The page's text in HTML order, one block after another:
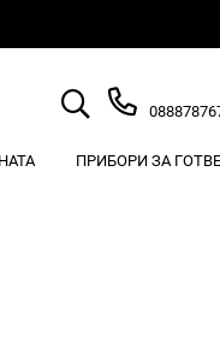
Търсене
ПРИБОРИ ЗА